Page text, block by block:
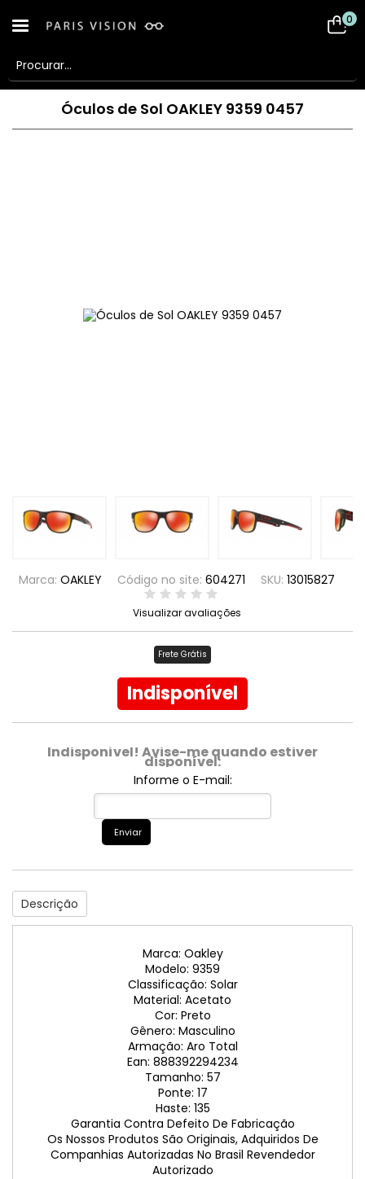
0
Óculos de Sol OAKLEY 9359 0457
Marca: OAKLEY Código no site: 604271 SKU: 13015827
Visualizar avaliações
Frete Grátis
Indisponível
Indisponível! Avise-me quando estiver
disponível:
Informe o E-mail:
Enviar
Descrição
Marca: Oakley
Modelo: 9359
Classificação: Solar
Material: Acetato
Cor: Preto
Gênero: Masculino
Armação: Aro Total
Ean: 888392294234
Tamanho: 57
Ponte: 17
Haste: 135
Garantia Contra Defeito De Fabricação
Os Nossos Produtos São Originais, Adquiridos De
Companhias Autorizadas No Brasil Revendedor
Autorizado